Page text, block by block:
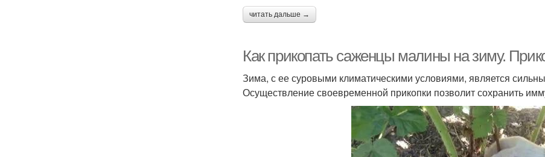
читать дальше →
Как прикопать саженцы малины на зиму.
Зима, с ее суровыми климатическими условиями, является
Осуществление своевременной прикопки позволит сохранить